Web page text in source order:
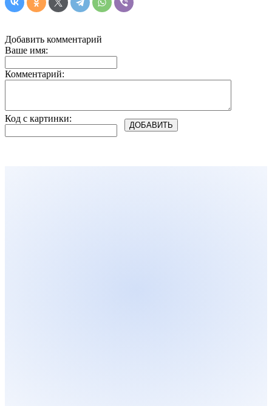
Добавить комментарий
Ваше имя:
Комментарий:
Код с картинки: